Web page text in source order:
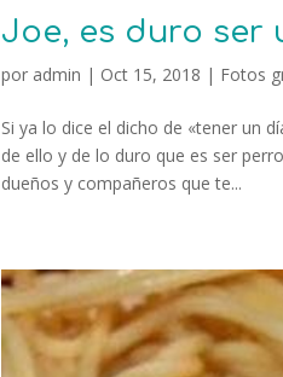
Joe, es duro ser
por admin | Oct 15, 2018 | Fotos
Si ya lo dice el dicho de «tener un
de ello y de lo duro que es ser
dueños y compañeros que te...